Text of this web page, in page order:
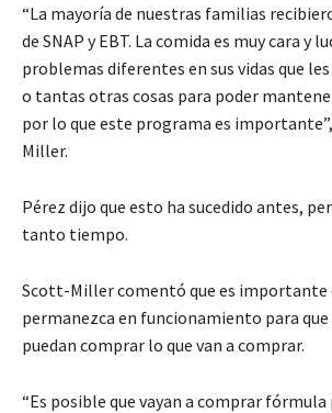
“La mayoría de nuestras familias
de SNAP y EBT. La comida es muy cara y
problemas diferentes en sus vidas que
o tantas otras cosas para poder
por lo que este programa es
Miller.
Pérez dijo que esto ha sucedido antes,
tanto tiempo.
Scott-Miller comentó que es importante
permanezca en funcionamiento para que
puedan comprar lo que van a comprar.
“Es posible que vayan a comprar fórmula